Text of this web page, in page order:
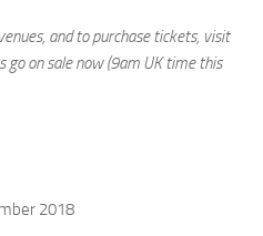
and to purchase tickets, visit
on sale now (9am UK time this
2018